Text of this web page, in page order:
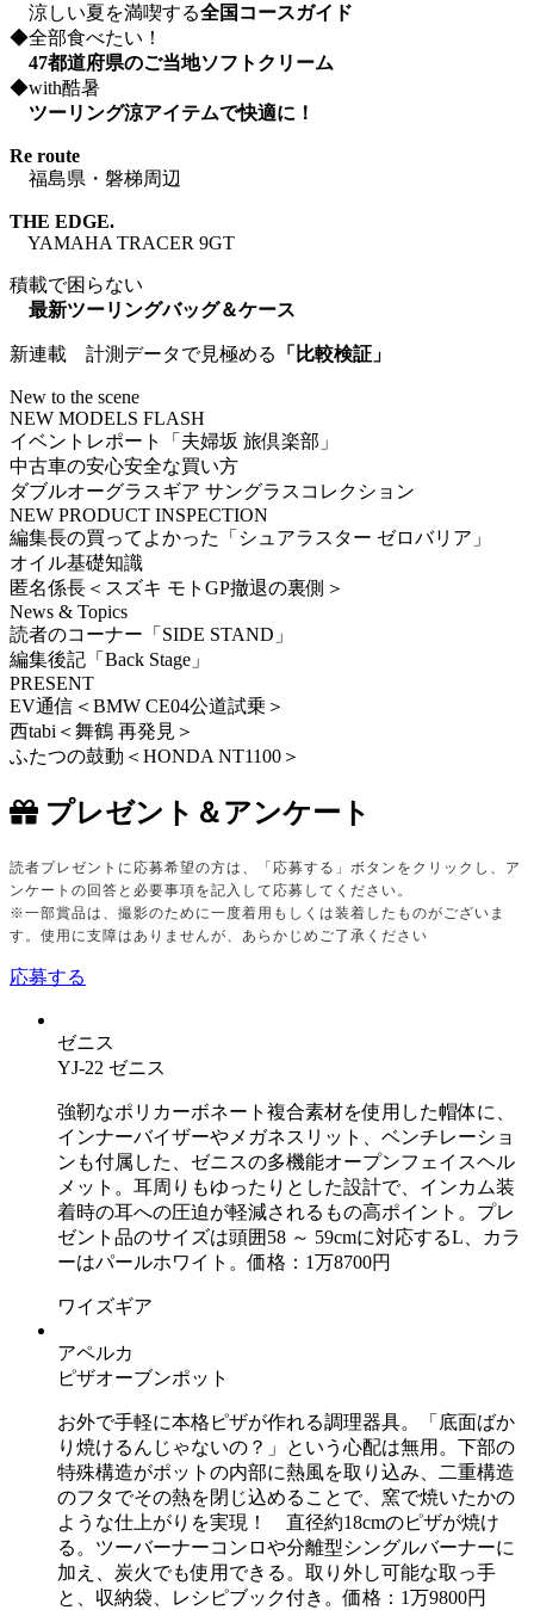
涼しい夏を満喫する全国コースガイド
◆全部食べたい！
47都道府県のご当地ソフトクリーム
◆with酷暑
ツーリング涼アイテムで快適に！
Re route
福島県・磐梯周辺
THE EDGE.
YAMAHA TRACER 9GT
積載で困らない
最新ツーリングバッグ＆ケース
新連載 計測データで見極める 「比較検証」
New to the scene
NEW MODELS FLASH
イベントレポート「夫婦坂 旅倶楽部」
中古車の安心安全な買い方
ダブルオーグラスギア サングラスコレクション
NEW PRODUCT INSPECTION
編集長の買ってよかった「シュアラスター ゼロバリア」
オイル基礎知識
匿名係長＜スズキ モトGP撤退の裏側＞
News & Topics
読者のコーナー「SIDE STAND」
編集後記「Back Stage」
PRESENT
EV通信＜BMW CE04公道試乗＞
西tabi＜舞鶴 再発見＞
ふたつの鼓動＜HONDA NT1100＞
プレゼント＆アンケート
読者プレゼントに応募希望の方は、「応募する」ボタンをクリックし、ア
ンケートの回答と必要事項を記入して応募してください。
※一部賞品は、撮影のために一度着用もしくは装着したものがございま
す。使用に支障はありませんが、あらかじめご了承ください
応募する
ゼニス
YJ-22 ゼニス
強靭なポリカーボネート複合素材を使用した帽体に、
インナーバイザーやメガネスリット、ベンチレーショ
ンも付属した、ゼニスの多機能オープンフェイスヘル
メット。耳周りもゆったりとした設計で、インカム装
着時の耳への圧迫が軽減されるもの高ポイント。プレ
ゼント品のサイズは頭囲58 ～ 59cmに対応するL、カラ
ーはパールホワイト。価格：1万8700円
ワイズギア
アペルカ
ピザオーブンポット
お外で手軽に本格ピザが作れる調理器具。「底面ばか
り焼けるんじゃないの？」という心配は無用。下部の
特殊構造がポットの内部に熱風を取り込み、二重構造
のフタでその熱を閉じ込めることで、窯で焼いたかの
ような仕上がりを実現！ 直径約18cmのピザが焼け
る。ツーバーナーコンロや分離型シングルバーナーに
加え、炭火でも使用できる。取り外し可能な取っ手
と、収納袋、レシピブック付き。価格：1万9800円